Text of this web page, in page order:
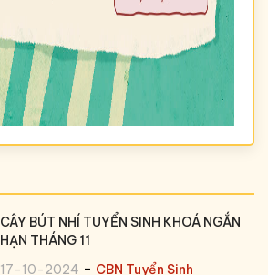
CÂY BÚT NHÍ TUYỂN SINH KHOÁ NGẮN
HẠN THÁNG 11
17-10-2024 - CBN Tuyển Sinh